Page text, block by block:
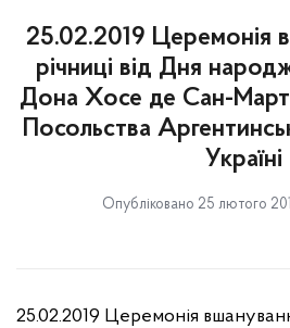
25.02.2019 Церемонія
річниці від Дня
Дона Хосе де Сан-
Посольства
Україні
Опубліковано 25 лютого
25.02.2019 Церемонія